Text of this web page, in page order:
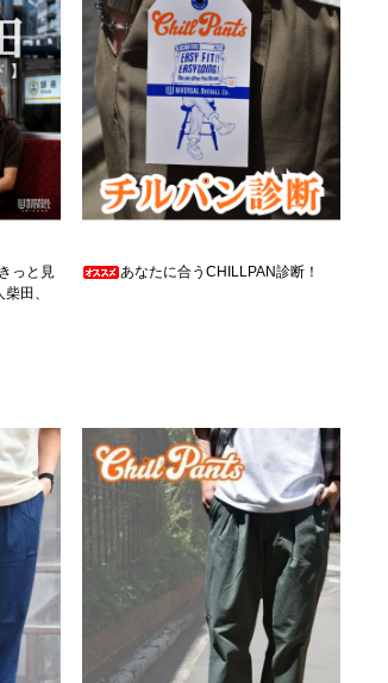
っと見
田、
あなたに合うCHILLPAN診断！